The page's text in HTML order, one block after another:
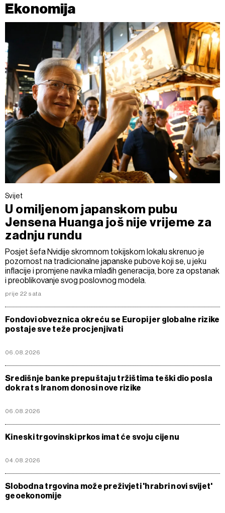
Ekonomija
Svijet
U omiljenom japanskom pubu
Jensena Huanga još nije vrijeme za
zadnju rundu
Posjet šefa Nvidije skromnom tokijskom lokalu skrenuo je
pozornost na tradicionalne japanske pubove koji se, u jeku
inflacije i promjene navika mlađih generacija, bore za opstanak
i preoblikovanje svog poslovnog modela.
prije 22 sata
Fondovi obveznica okreću se Europi jer globalne rizike
postaje sve teže procjenjivati
06.08.2026
Središnje banke prepuštaju tržištima teški dio posla
dok rat s Iranom donosi nove rizike
06.08.2026
Kineski trgovinski prkos imat će svoju cijenu
04.08.2026
Slobodna trgovina može preživjeti 'hrabri novi svijet'
geoekonomije